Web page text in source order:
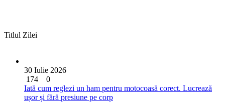
Titlul Zilei
30 Iulie 2026
174
0
Iată cum reglezi un ham pentru motocoasă corect. Lucrează
ușor și fără presiune pe corp